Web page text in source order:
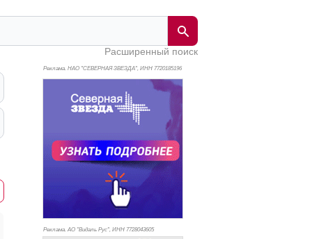
Расширенный поиск
Реклама. НАО "СЕВЕРНАЯ ЗВЕЗДА", ИНН 7720185196
Реклама. АО "Видаль Рус", ИНН 7728043605